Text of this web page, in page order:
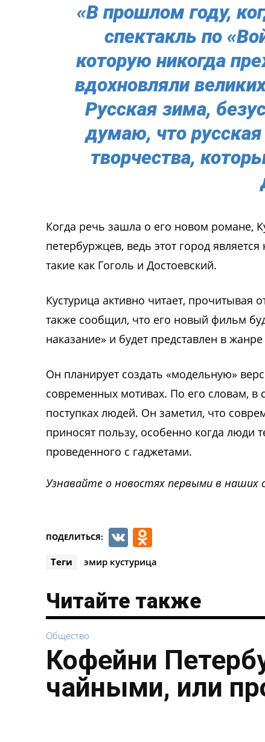
«В прошлом году,
спектакль по
которую никогда
вдохновляли
Русская зима,
думаю, что
творчества,
Когда речь зашла о его новом романе,
петербуржцев, ведь этот город
такие как Гоголь и Достоевский.
Кустурица активно читает, прочитывая
также сообщил, что его новый фильм
наказание» и будет представлен в
Он планирует создать «модельную»
современных мотивах. По его словам,
поступках людей. Он заметил, что
приносят пользу, особенно когда люди
проведенного с гаджетами.
Узнавайте о новостях первыми в наших
ПОДЕЛИТЬСЯ: VK
Теги эмир кустурица
Читайте также
Общество
Кофейни
чайными, или